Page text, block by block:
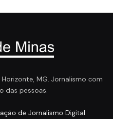
MG. Jornalismo com
das pessoas.
de Jornalismo Digital